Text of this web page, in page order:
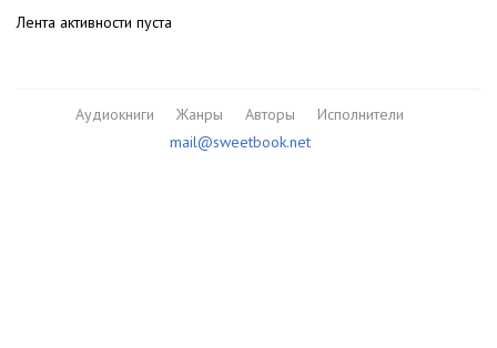
Лента активности пуста
Аудиокниги Жанры Авторы
Исполнители
mail@sweetbook.net